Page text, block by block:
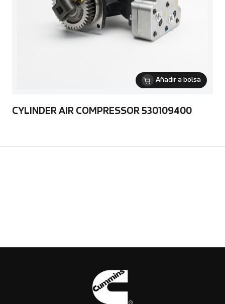
Añadir a bolsa
CYLINDER AIR COMPRESSOR 530109400